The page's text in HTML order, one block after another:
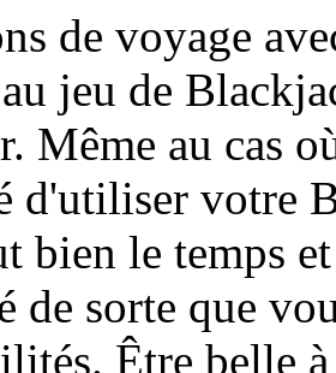
de voyage
jeu de
Même au cas
d'utiliser votre
bien le temps
de sorte que
Être belle